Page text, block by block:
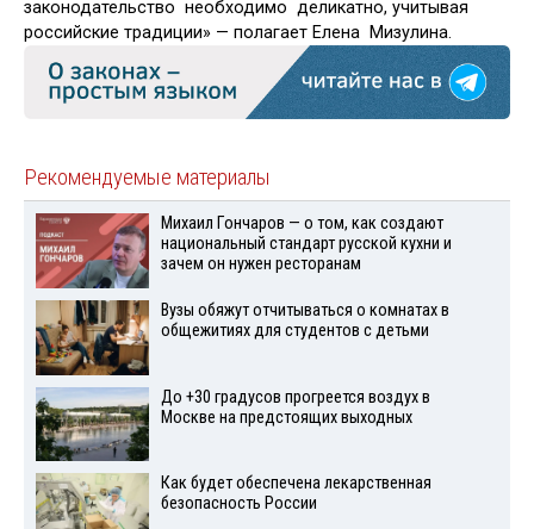
законодательство необходимо деликатно, учитывая
российские традиции» — полагает Елена Мизулина.
Рекомендуемые материалы
Михаил Гончаров — о том, как создают
национальный стандарт русской кухни и
зачем он нужен ресторанам
Вузы обяжут отчитываться о комнатах в
общежитиях для студентов с детьми
До +30 градусов прогреется воздух в
Москве на предстоящих выходных
Как будет обеспечена лекарственная
безопасность России